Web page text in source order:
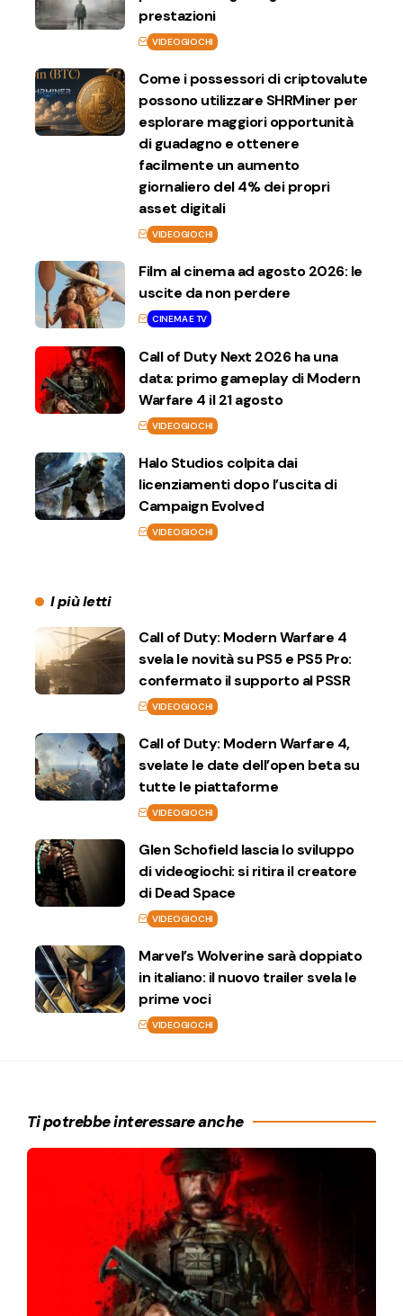
prestazioni
VIDEOGIOCHI
Come i possessori di criptovalute
possono utilizzare SHRMiner per
esplorare maggiori opportunità
di guadagno e ottenere
facilmente un aumento
giornaliero del 4% dei propri
asset digitali
VIDEOGIOCHI
Film al cinema ad agosto 2026: le
uscite da non perdere
CINEMA E TV
Call of Duty Next 2026 ha una
data: primo gameplay di Modern
Warfare 4 il 21 agosto
VIDEOGIOCHI
Halo Studios colpita dai
licenziamenti dopo l’uscita di
Campaign Evolved
VIDEOGIOCHI
I più letti
Call of Duty: Modern Warfare 4
svela le novità su PS5 e PS5 Pro:
confermato il supporto al PSSR
VIDEOGIOCHI
Call of Duty: Modern Warfare 4,
svelate le date dell’open beta su
tutte le piattaforme
VIDEOGIOCHI
Glen Schofield lascia lo sviluppo
di videogiochi: si ritira il creatore
di Dead Space
VIDEOGIOCHI
Marvel’s Wolverine sarà doppiato
in italiano: il nuovo trailer svela le
prime voci
VIDEOGIOCHI
Ti potrebbe interessare anche